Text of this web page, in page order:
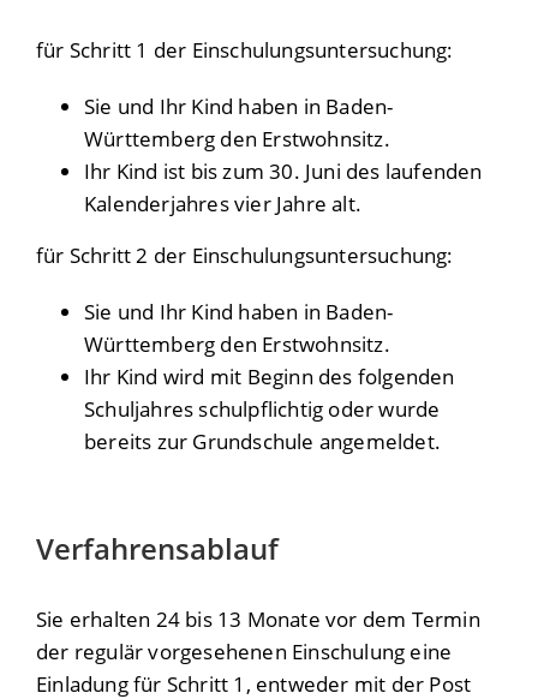
für Schritt 1 der Einschulungsuntersuchung:
Sie und Ihr Kind haben in Baden-
Württemberg den Erstwohnsitz.
Ihr Kind ist bis zum 30. Juni des laufenden
Kalenderjahres vier Jahre alt.
für Schritt 2 der Einschulungsuntersuchung:
Sie und Ihr Kind haben in Baden-
Württemberg den Erstwohnsitz.
Ihr Kind wird mit Beginn des folgenden
Schuljahres schulpflichtig oder wurde
bereits zur Grundschule angemeldet.
Verfahrensablauf
Sie erhalten 24 bis 13 Monate vor dem Termin
der regulär vorgesehenen Einschulung eine
Einladung für Schritt 1, entweder mit der Post